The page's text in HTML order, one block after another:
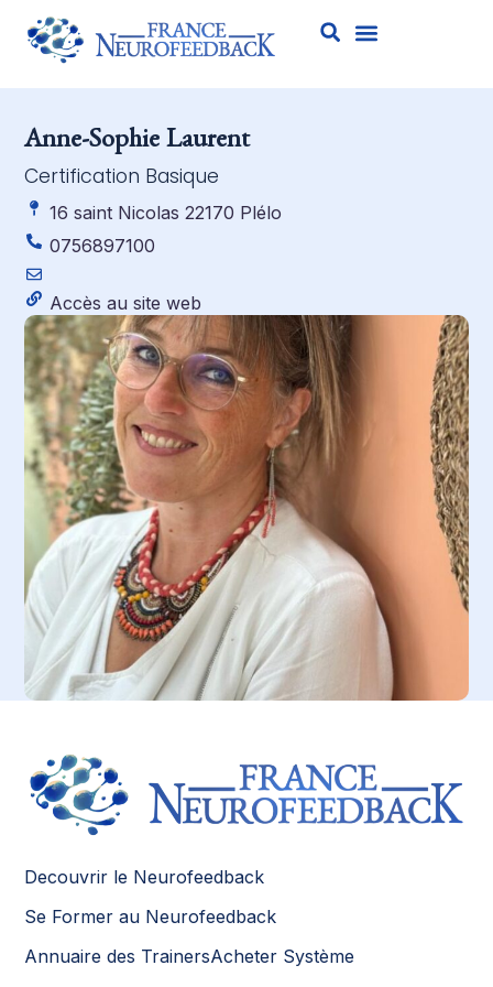
Anne-Sophie Laurent
Certification Basique
16 saint Nicolas 22170 Plélo
0756897100
Accès au site web
Decouvrir le Neurofeedback
Se Former au Neurofeedback
Annuaire des TrainersAcheter Système